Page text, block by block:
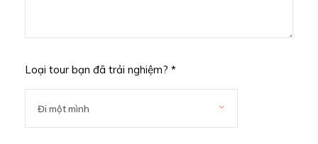
Loại tour bạn đã trải nghiệm? *